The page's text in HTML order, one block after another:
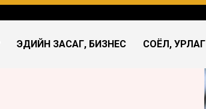
ЭДИЙН ЗАСАГ, БИЗНЕС СОЁЛ, УРЛАГ